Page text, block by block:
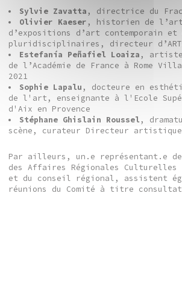
Sylvie Zavatta , directrice du Frac
Olivier Kaeser , historien de
d’expositions d’art contemporain
pluridisciplinaires, directeur d’ARTA
Estefanía Peñafiel Loaiza ,
de l’Académie de France à Rome
2021
Sophie Lapalu , docteure en
de l'art, enseignante à l'Ecole
d'Aix en Provence
Stéphane Ghislain Roussel,
scène, curateur Directeur artistique
Par ailleurs, un.e représentant.e
des Affaires Régionales Culturelles
et du conseil régional, assistent
réunions du Comité à titre